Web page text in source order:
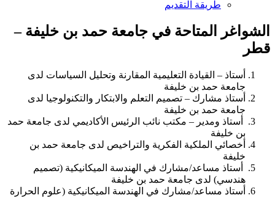
طريقة التقديم
الشواغر المتاحة في جامعة حمد بن خليفة –
قطر
أستاذ – القيادة التعليمية المقارنة وتحليل السياسات لدى
جامعة حمد بن خليفة
أستاذ مشارك – تصميم التعلم والابتكار والتكنولوجيا لدى
جامعة حمد بن خليفة
أستاذ ومدير – مكتب نائب الرئيس الأكاديمي لدى جامعة حمد
بن خليفة
أخصائي الملكية الفكرية والتراخيص لدى جامعة حمد بن
خليفة
أستاذ مساعد/مشارك في الهندسة الميكانيكية (تصميم
هندسي) لدى جامعة حمد بن خليفة
أستاذ مساعد/مشارك في الهندسة الميكانيكية (علوم الحرارة